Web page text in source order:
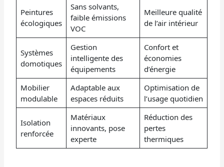
Peintures
écologiques
Sans solvants,
faible émissions
VOC
Meilleure qualité
de l’air intérieur
Systèmes
domotiques
Gestion
intelligente des
équipements
Confort et
économies
d’énergie
Mobilier
modulable
Adaptable aux
espaces réduits
Optimisation de
l’usage quotidien
Isolation
renforcée
Matériaux
innovants, pose
experte
Réduction des
pertes
thermiques